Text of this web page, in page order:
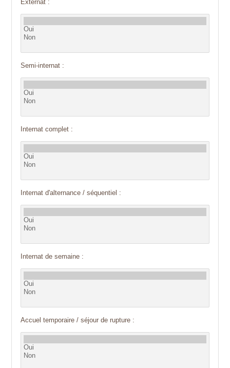
Externat :
Semi-internat :
Internat complet :
Internat d'alternance / séquentiel :
Internat de semaine :
Accuel temporaire / séjour de rupture :